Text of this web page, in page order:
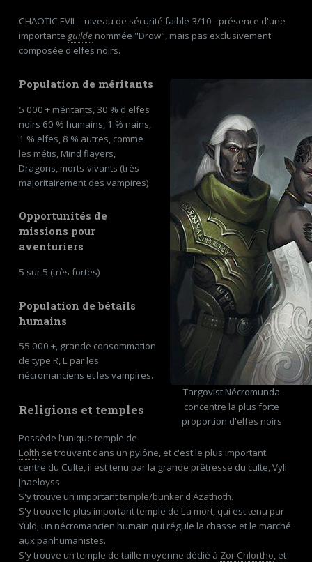
CHAOTIC EVIL - niveau de sécurité faible 3/10 - présence d'une
importante guilde nommée "Drow", mais pas exclusivement
composée d'elfes noirs.
Targovist Nécromunda
concentre la plus forte
proportion d'elfes noirs
Population de méritants
5 000 + méritants, 30 % d'elfes
noirs 60 % humains, 1 % nains,
1 % elfes, 8 % autres, comme
les métis, Mind flayers,
Dragons, morts-vivants (très
majoritairement des vampires).
Opportunités de
missions pour
aventuriers
5 sur 5 (très fortes)
Population de bétails
humains
55 000 +, grande consommation
de type R, L par les
nécromanciens et les vampires.
Religions et temples
Possède l'unique temple de
Lolth se trouvant dans un pylône, et c'est le plus important
centre du Culte, il est tenu par la grande prêtresse du culte, Vyll
Jhaeloyss
S'y trouve un importanttemple/bunker d'Azathoth.
S'y trouve le plus important temple de La mort, qui est tenu par
Yuld, un nécromancien humain qui régule la chasse et le marché
aux panhumanistes.
S'y trouve un temple de taille moyenne dédié à Zor Chlortho, et